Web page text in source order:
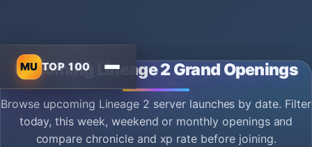
MU TOP 100
Upcoming Lineage 2 Grand Openings
Browse upcoming Lineage 2 server launches by date. Filter
today, this week, weekend or monthly openings and
compare chronicle and xp rate before joining.